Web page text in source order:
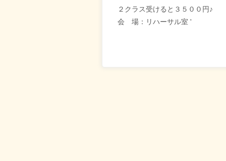
２クラス受けると３５００円♪
会 場：リハーサル室 '